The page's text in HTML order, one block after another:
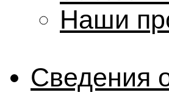
Наши
Сведения